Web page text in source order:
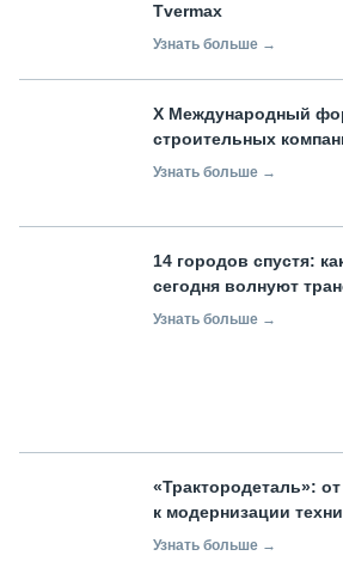
Tvermax
Узнать больше →
X Международный
строительных
Узнать больше →
14 городов спустя:
сегодня волнуют
Узнать больше →
«Трактородеталь»:
к модернизации
Узнать больше →